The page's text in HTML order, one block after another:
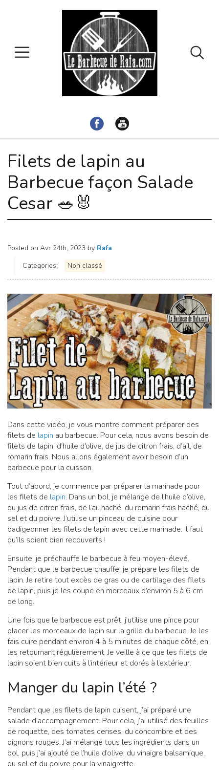
Filets de lapin au
Barbecue façon Salade
Cesar 🥗🐰
Posted on Avr 24th, 2023 by Rafa
Categories:
Non classé
Dans cette vidéo, je vous montre comment préparer des
filets de lapin au barbecue. Pour cela, nous avons besoin de
filets de lapin, d’huile d’olive, de jus de citron frais, d’ail, de
romarin frais. Nous allons également avoir besoin d’un
barbecue pour la cuisson.
Tout d’abord, je commence par préparer la marinade pour
les filets de lapin. Dans un bol, je mélange de l’huile d’olive,
du jus de citron frais, de l’ail haché, du romarin frais haché, du
sel et du poivre. J’utilise un pinceau de cuisine pour
badigeonner les filets de lapin avec cette marinade. Il faut
qu’ils soient bien recouverts !
Ensuite, je préchauffe le barbecue à feu moyen-élevé.
Pendant que le barbecue chauffe, je prépare les filets de
lapin. Je retire tout excès de gras ou de cartilage des filets
de lapin, puis je les coupe en morceaux d’environ 5 à 6 cm
de long.
Une fois que le barbecue est prêt, j’utilise une pince pour
placer les morceaux de lapin sur la grille du barbecue. Je les
fais cuire pendant environ 4 à 5 minutes de chaque côté, en
les retournant régulièrement. Je veille à ce que les filets de
lapin soient bien cuits à l’intérieur et dorés à l’extérieur.
Manger du lapin l’été ?
Pendant que les filets de lapin cuisent, j’ai préparé une
salade d’accompagnement. Pour cela, j’ai utilisé des feuilles
de roquette, des tomates cerises, du concombre et des
oignons rouges. J’ai mélangé tous les ingrédients dans un
bol, puis j’ai ajouté de l’huile d’olive, du vinaigre balsamique,
du sel et du poivre pour la vinaigrette.